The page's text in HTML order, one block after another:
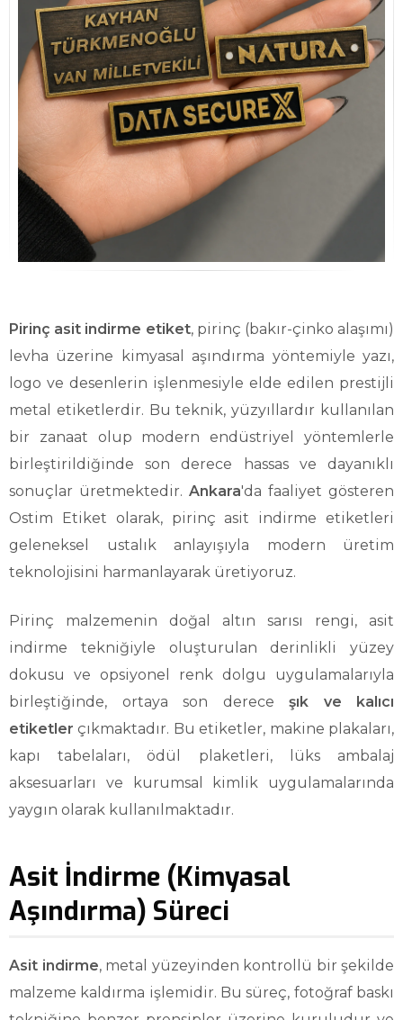
Pirinç asit indirme etiket, pirinç (bakır-çinko alaşımı)
levha üzerine kimyasal aşındırma yöntemiyle yazı,
logo ve desenlerin işlenmesiyle elde edilen prestijli
metal etiketlerdir. Bu teknik, yüzyıllardır kullanılan
bir zanaat olup modern endüstriyel yöntemlerle
birleştirildiğinde son derece hassas ve dayanıklı
sonuçlar üretmektedir. Ankara'da faaliyet gösteren
Ostim Etiket olarak, pirinç asit indirme etiketleri
geleneksel ustalık anlayışıyla modern üretim
teknolojisini harmanlayarak üretiyoruz.
Pirinç malzemenin doğal altın sarısı rengi, asit
indirme tekniğiyle oluşturulan derinlikli yüzey
dokusu ve opsiyonel renk dolgu uygulamalarıyla
birleştiğinde, ortaya son derece şık ve kalıcı
etiketler çıkmaktadır. Bu etiketler, makine plakaları,
kapı tabelaları, ödül plaketleri, lüks ambalaj
aksesuarları ve kurumsal kimlik uygulamalarında
yaygın olarak kullanılmaktadır.
Asit İndirme (Kimyasal
Aşındırma) Süreci
Asit indirme, metal yüzeyinden kontrollü bir şekilde
malzeme kaldırma işlemidir. Bu süreç, fotoğraf baskı